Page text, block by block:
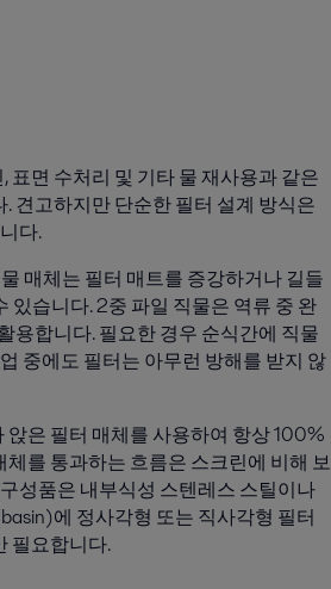
표면 수처리 및 기타 물 재사용과 같은
견고하지만 단순한 필터 설계 방식은
다.
매체는 필터 매트를 증강하거나 길들
있습니다. 2중 파일 직물은 역류 중 완
용합니다. 필요한 경우 순식간에 직물
중에도 필터는 아무런 방해를 받지 않
은 필터 매체를 사용하여 항상 100%
를 통과하는 흐름은 스크린에 비해 보
성품은 내부식성 스텐레스 스틸이나
에 정사각형 또는 직사각형 필터
필요합니다.